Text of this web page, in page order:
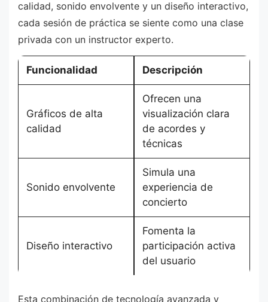
calidad, sonido envolvente y un diseño interactivo,
cada sesión de práctica se siente como una clase
privada con un instructor experto.
Funcionalidad Descripción
Gráficos de alta
calidad
Ofrecen una
visualización clara
de acordes y
técnicas
Sonido envolvente
Simula una
experiencia de
concierto
Diseño interactivo
Fomenta la
participación activa
del usuario
Esta combinación de tecnología avanzada y